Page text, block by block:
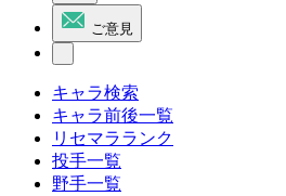
ご意見
キャラ検索
キャラ前後一覧
リセマラランク
投手一覧
野手一覧